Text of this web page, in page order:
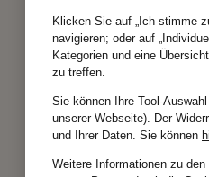
Klicken Sie auf „Ich stimme
navigieren; oder auf
Kategorien und eine
zu treffen.
Sie können Ihre Tool-
unserer Webseite). Der
und Ihrer Daten. Sie können
Weitere Informationen zu